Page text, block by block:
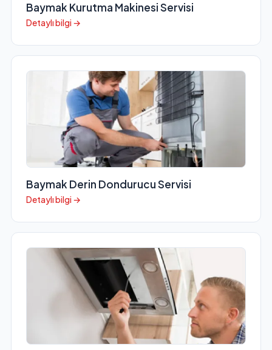
Baymak Kurutma Makinesi Servisi
Detaylı bilgi →
Baymak Derin Dondurucu Servisi
Detaylı bilgi →